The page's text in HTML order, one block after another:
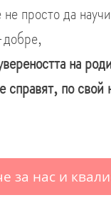
просто да
на
справят, по
за нас и